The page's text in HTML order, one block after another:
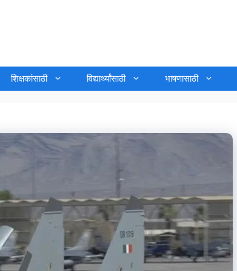
शिक्षकांसाठी विद्यार्थ्यांसाठी भाषणासाठी